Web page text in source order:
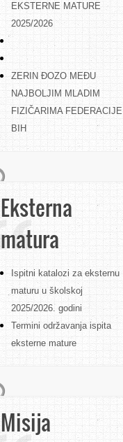
EKSTERNE MATURE
2025/2026
ZERIN ĐOZO MEĐU
NAJBOLJIM MLADIM
FIZIČARIMA FEDERACIJE
BIH
Eksterna
matura
Ispitni katalozi za eksternu
maturu u školskoj
2025/2026. godini
Termini održavanja ispita
eksterne mature
Misija